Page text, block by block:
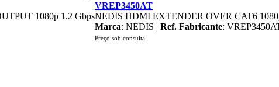
1080p 1.2 Gbps
VREP3450AT
NEDIS HDMI EXTENDER OVER CAT6
Marca: NEDIS | Ref. Fabricante:
Preço sob consulta